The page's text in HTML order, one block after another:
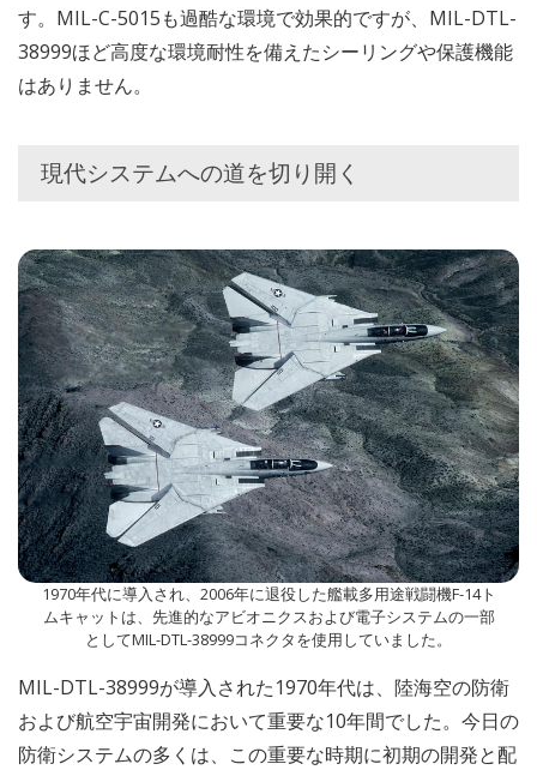
す。MIL-C-5015も過酷な環境で効果的ですが、MIL-DTL-
38999ほど高度な環境耐性を備えたシーリングや保護機能
はありません。
現代システムへの道を切り開く
1970年代に導入され、2006年に退役した艦載多用途戦闘機F-14ト
ムキャットは、先進的なアビオニクスおよび電子システムの一部
としてMIL-DTL-38999コネクタを使用していました。
MIL-DTL-38999が導入された1970年代は、陸海空の防衛
および航空宇宙開発において重要な10年間でした。今日の
防衛システムの多くは、この重要な時期に初期の開発と配